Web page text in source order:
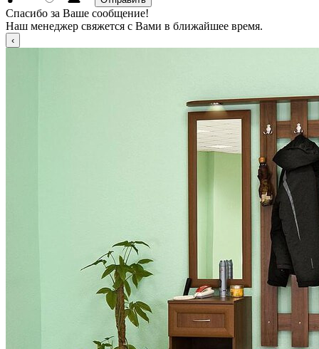
Спасибо за Ваше сообщение!
Наш менеджер свяжется с Вами в ближайшее время.